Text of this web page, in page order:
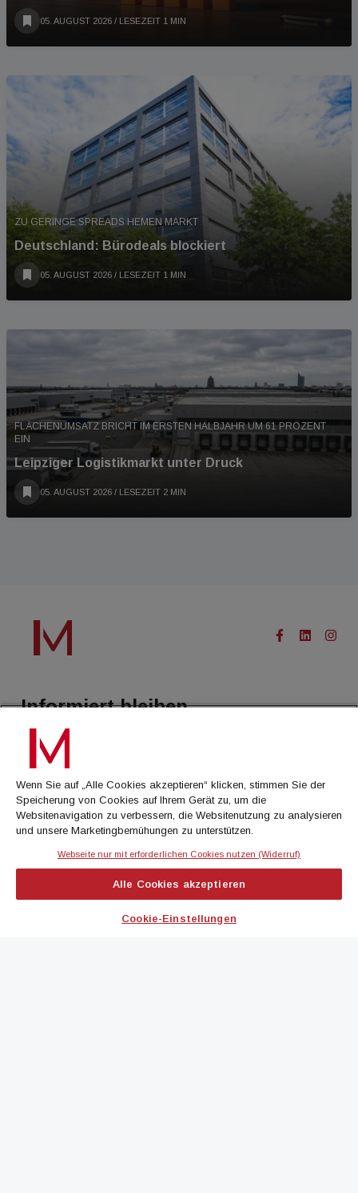
05. AUGUST 2026 / LESEZEIT 1 MIN
ZU GERINGE SPREADS HEMEN MARKT
Deutschland: Bürodeals blockiert
05. AUGUST 2026 / LESEZEIT 1 MIN
FLÄCHENUMSATZ BRICHT IM ERSTEN HALBJAHR UM 61 PROZENT
EIN
Leipziger Logistikmarkt unter Druck
05. AUGUST 2026 / LESEZEIT 2 MIN
Informiert bleiben.
Treffen Sie eine Selektion unserer Newsletter zu buildingTIMES,
immoflash, Immobilien Magazin, immo7news, immojobs, immotermin
oder dem Morgenjournal
Jetzt anmelden
Wenn Sie auf „Alle Cookies akzeptieren“ klicken, stimmen Sie der
Speicherung von Cookies auf Ihrem Gerät zu, um die
Websitenavigation zu verbessern, die Websitenutzung zu analysieren
und unsere Marketingbemühungen zu unterstützen.
Webseite nur mit erforderlichen Cookies nutzen (Widerruf)
Alle Cookies akzeptieren
Cookie-Einstellungen